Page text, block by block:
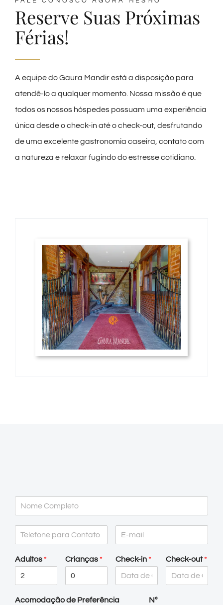
Reserve Suas Próximas
Férias!
A equipe do Gaura Mandir está a disposição para
atendê-lo a qualquer momento. Nossa missão é que
todos os nossos hóspedes possuam uma experiência
única desde o check-in até o check-out, desfrutando
de uma excelente gastronomia caseira, contato com
a natureza e relaxar fugindo do estresse cotidiano.
Adultos * Crianças * Check-in * Check-out*
Acomodação de Preferência
Nº